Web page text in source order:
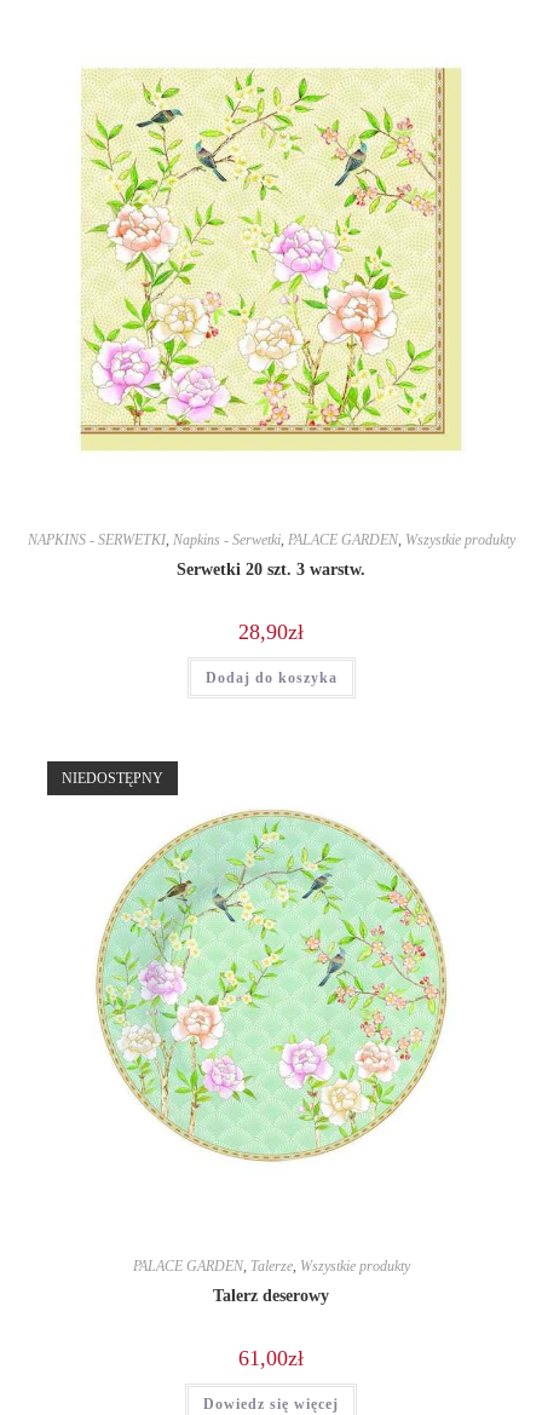
NAPKINS - SERWETKI, Napkins - Serwetki, PALACE GARDEN, Wszystkie produkty
Serwetki 20 szt. 3 warstw.
28,90zł
Dodaj do koszyka
NIEDOSTĘPNY
PALACE GARDEN, Talerze, Wszystkie produkty
Talerz deserowy
61,00zł
Dowiedz się więcej